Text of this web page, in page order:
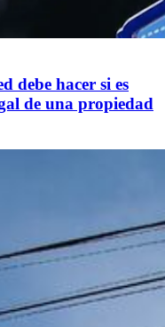
debe hacer si es
de una propiedad